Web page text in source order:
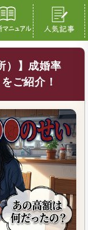
）】成婚率
ご紹介！